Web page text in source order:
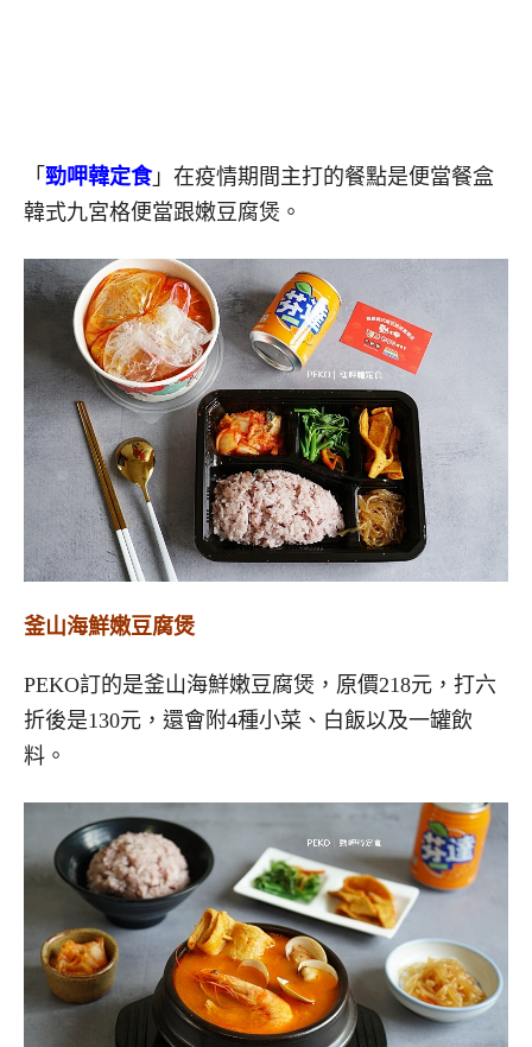
「 勁呷韓定食」在疫情期間主打的餐點是便當餐盒
韓式九宮格便當跟嫩豆腐煲。
釜山海鮮嫩豆腐煲
PEKO訂的是釜山海鮮嫩豆腐煲，原價218元，打六
折後是130元，還會附4種小菜、白飯以及一罐飲
料。